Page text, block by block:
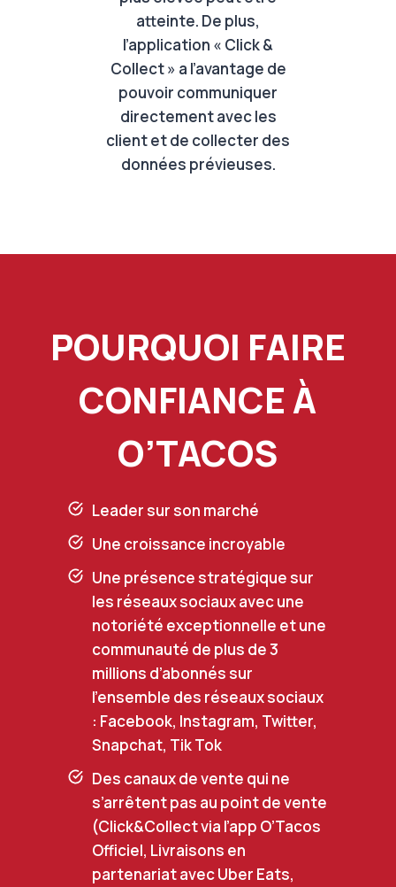
atteinte. De plus,
l’application « Click &
Collect » a l’avantage de
pouvoir communiquer
directement avec les
client et de collecter des
données prévieuses.
POURQUOI FAIRE
CONFIANCE À
O’TACOS
Leader sur son marché
Une croissance incroyable
Une présence stratégique sur
les réseaux sociaux avec une
notoriété exceptionnelle et une
communauté de plus de 3
millions d’abonnés sur
l’ensemble des réseaux sociaux
: Facebook, Instagram, Twitter,
Snapchat, Tik Tok
Des canaux de vente qui ne
s’arrêtent pas au point de vente
(Click&Collect via l’app O’Tacos
Officiel, Livraisons en
partenariat avec Uber Eats,